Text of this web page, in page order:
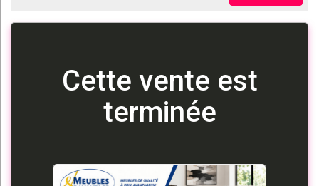
Cette vente est
terminée